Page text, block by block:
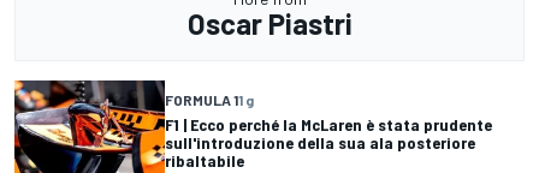
Oscar Piastri
FORMULA 11 g
F1 | Ecco perché la McLaren è stata prudente
sull'introduzione della sua ala posteriore
ribaltabile